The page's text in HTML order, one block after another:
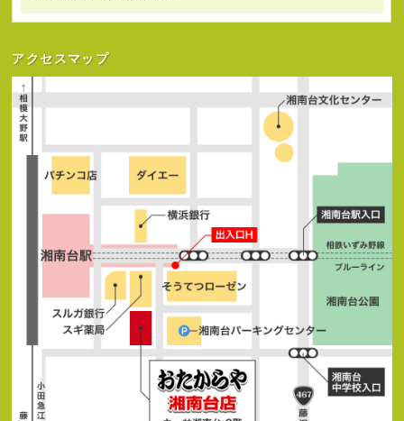
アクセスマップ